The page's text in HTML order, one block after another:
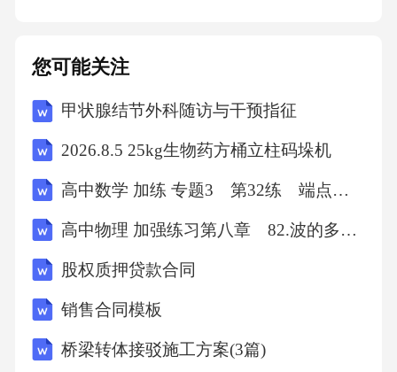
体育精神和团队协作能力。4.华南理工大学的研
的研究成果应用领域广泛，包括新型材料研
发、人工智能技术、生物医药技术等。新型材
料研发在航空航天、电子信息等领域有广泛应
用；人工智能技术在智能制造、智能交通等领
域有显著应用；生物医药技术在医疗健康、生
物制药等领域有重要作用。这些研究成果不仅
推动了科技进步，也为经济社会发展做出了重
何评价华南理工大学在广东省高等教育中的地
您可能关注
甲状腺结节外科随访与干预指征
2026.8.5 25kg生物药方桶立柱码垛机
高中数学 加练 专题3 第32练 端点效应
高中物理 加强练习第八章 82.波的多解问题
股权质押贷款合同
销售合同模板
桥梁转体接驳施工方案(3篇)